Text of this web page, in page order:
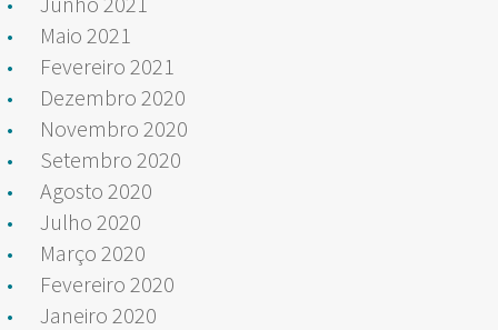
Maio 2021
Fevereiro 2021
Dezembro 2020
Novembro 2020
Setembro 2020
Agosto 2020
Julho 2020
Março 2020
Fevereiro 2020
Janeiro 2020